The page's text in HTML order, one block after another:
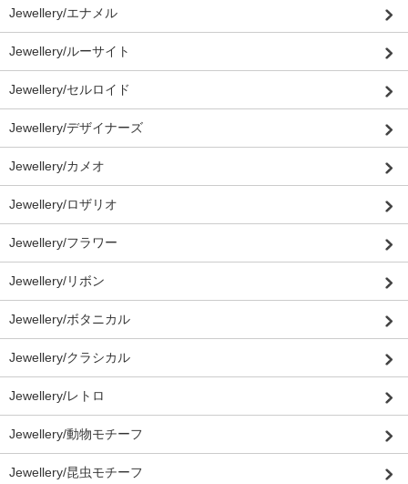
Jewellery/エナメル
Jewellery/ルーサイト
Jewellery/セルロイド
Jewellery/デザイナーズ
Jewellery/カメオ
Jewellery/ロザリオ
Jewellery/フラワー
Jewellery/リボン
Jewellery/ボタニカル
Jewellery/クラシカル
Jewellery/レトロ
Jewellery/動物モチーフ
Jewellery/昆虫モチーフ